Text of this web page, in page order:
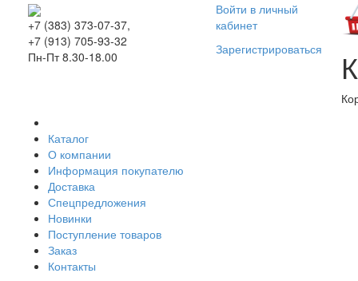
+7 (383) 373-07-37,
+7 (913) 705-93-32
Пн-Пт 8.30-18.00
Войти в личный
кабинет
Зарегистрироваться
Каталог
О компании
Информация покупателю
Доставка
Спецпредложения
Новинки
Поступление товаров
Заказ
Контакты